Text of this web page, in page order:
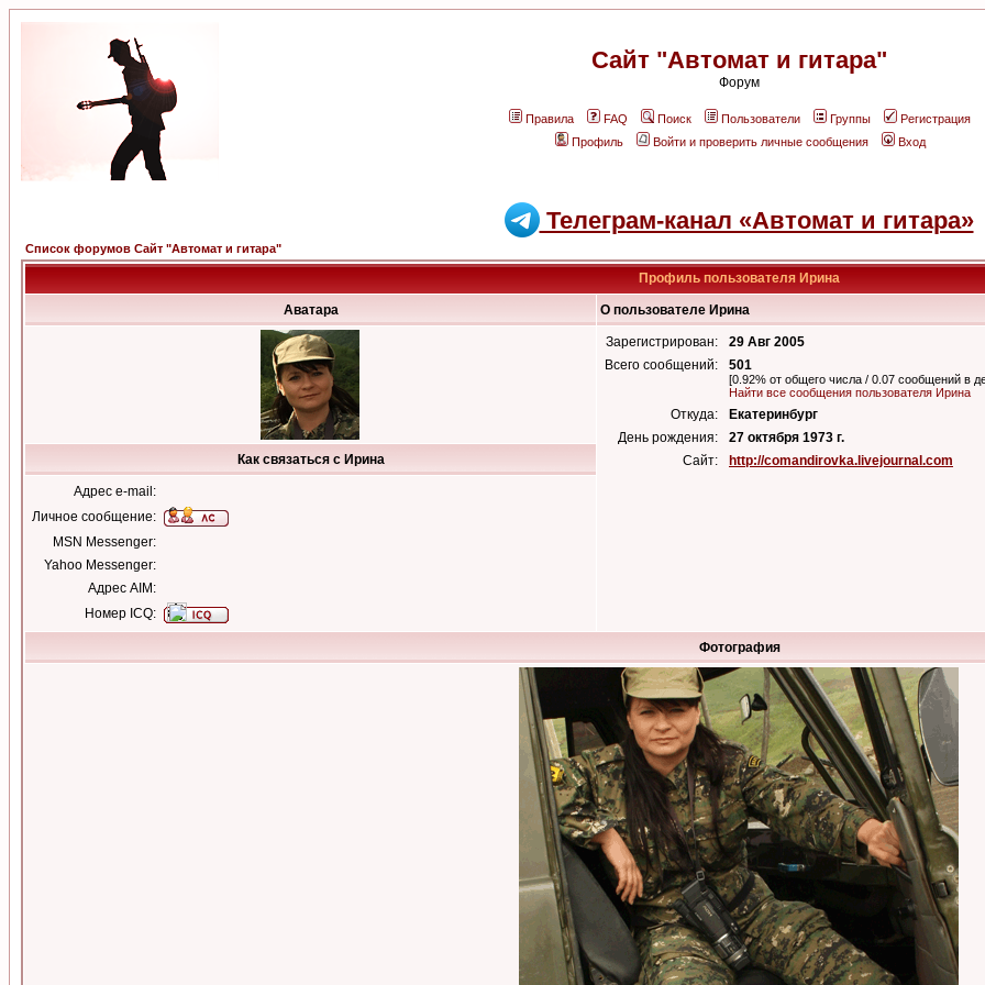
Сайт "Автомат и гитара"
Форум
Правила FAQ Поиск Пользователи Группы
Регистрация
Профиль
Войти и проверить личные сообщения Вход
Телеграм-канал «Автомат и гитара»
Список форумов Сайт "Автомат и гитара"
Профиль пользователя Ирина
Аватара О пользователе Ирина
Зарегистрирован:
29 Авг 2005
Всего сообщений:
501
[0.92% от общего числа / 0.07 сообщений в
Найти все сообщения пользователя Ирина
Откуда:
Екатеринбург
День рождения:
27 октября 1973 г.
Сайт:
http://comandirovka.livejournal.com
Как связаться с Ирина
Адрес e-mail:
Личное сообщение:
MSN Messenger:
Yahoo Messenger:
Адрес AIM:
Номер ICQ:
Фотография